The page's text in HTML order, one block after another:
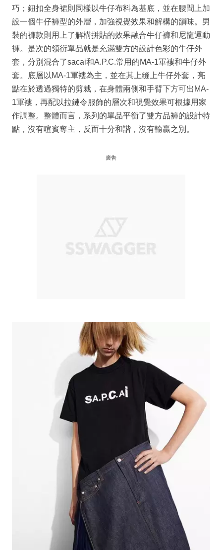
巧；鈕扣全身裙則同樣以牛仔布料為基底，並在腰間上加
設一個牛仔褲型的外層，加強視覺效果和解構的韻味。男
裝的褲款則用上了解構拼貼的效果融合牛仔褲和尼龍運動
褲。是次的領衍單品就是充滿雙方的設計色彩的牛仔外
套，分別混合了sacai和A.P.C.常用的MA-1軍褸和牛仔外
套。底層以MA-1軍褸為主，並在其上縫上牛仔外套，亮
點在於透過獨特的剪裁，在身體兩側和手臂下方可出MA-
1軍褸，再配以拉鏈令服飾的層次和視覺效果可根據用家
作調整。整體而言，系列的單品平衡了雙方品褲的設計特
點，沒有喧賓奪主，反而十分和諧，沒有輸贏之別。
廣告